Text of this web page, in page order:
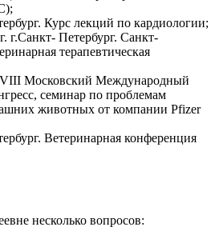
Курс лекций по кардиологии;
г.Санкт- Петербург. Санкт-
терапевтическая
Московский Международный
семинар по проблемам
животных от компании Pfizer
Ветеринарная конференция
несколько вопросов: